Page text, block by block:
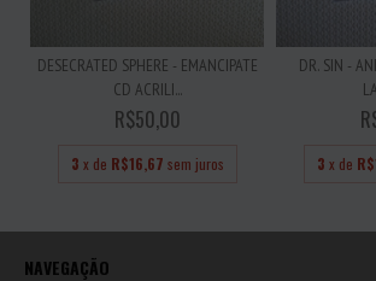
DESECRATED SPHERE - EMANCIPATE
CD ACRILI...
R$50,00
3 x de R$16,67 sem juros
DR. SIN -
3 x de
NAVEGAÇÃO